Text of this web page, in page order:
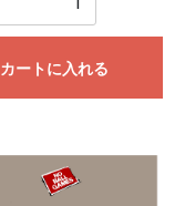
カートに入れる